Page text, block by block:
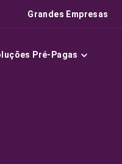
Grandes Empresas
Pré-Pagas